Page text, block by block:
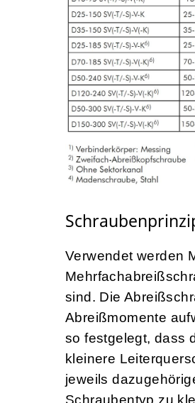
Verwendet werden
sind. Die
Abreißmomente
so festgelegt, dass
kleinere
jeweils